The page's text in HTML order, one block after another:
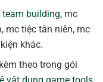
team building, mc
mc tiệc tân niên, mc
khác.
theo trong gói